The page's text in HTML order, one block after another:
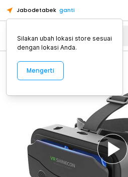
Jabodetabek ganti
Alat Kopi
Silakan ubah lokasi store sesuai
dengan lokasi Anda.
Mengerti